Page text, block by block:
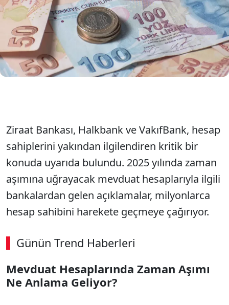
konuda uyarıda bulundu. 2025 yılında zaman
aşımına uğrayacak mevduat hesaplarıyla ilgili
bankalardan gelen açıklamalar, milyonlarca
hesap sahibini harekete geçmeye çağırıyor.
Ziraat Bankası, Halkbank ve VakıfBank, hesap
sahiplerini yakından ilgilendiren kritik bir
konuda uyarıda bulundu. 2025 yılında zaman
aşımına uğrayacak mevduat hesaplarıyla ilgili
bankalardan gelen açıklamalar, milyonlarca
hesap sahibini harekete geçmeye çağırıyor.
Günün Trend Haberleri
Mevduat Hesaplarında Zaman Aşımı
Ne Anlama Geliyor?